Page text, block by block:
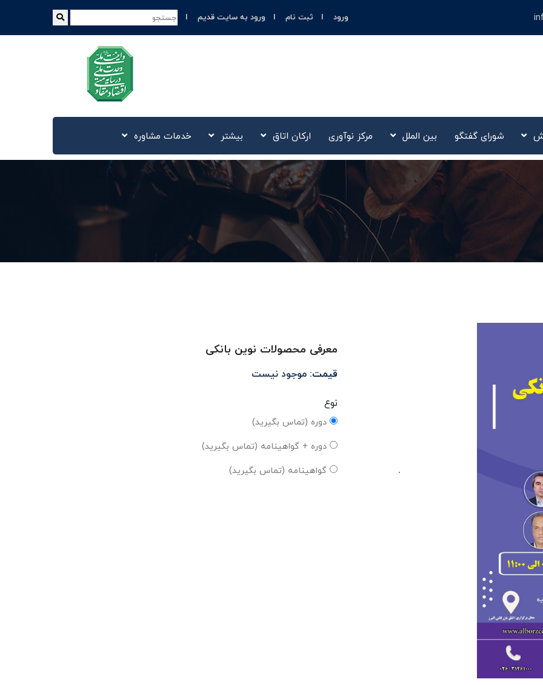
ورود ثبت نام ورود به سایت قدیم
شورای گفتگو بین الملل مرکز نوآوری‌ ارکان اتاق بیشتر خدمات مشاوره
معرفی محصولات نوین بانکی
قیمت: موجود نیست
نوع
دوره (تماس بگیرید)
دوره + گواهینامه (تماس بگیرید)
گواهینامه (تماس بگیرید)